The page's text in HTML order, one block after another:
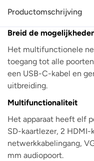
Productomschrijving
Breid de
Het multifunctionele
toegang tot alle
een USB-C-kabel en
uitbreiding.
Multifunctionaliteit
Het apparaat heeft elf
SD-kaartlezer, 2
netwerkkabelingang,
mm audiopoort.